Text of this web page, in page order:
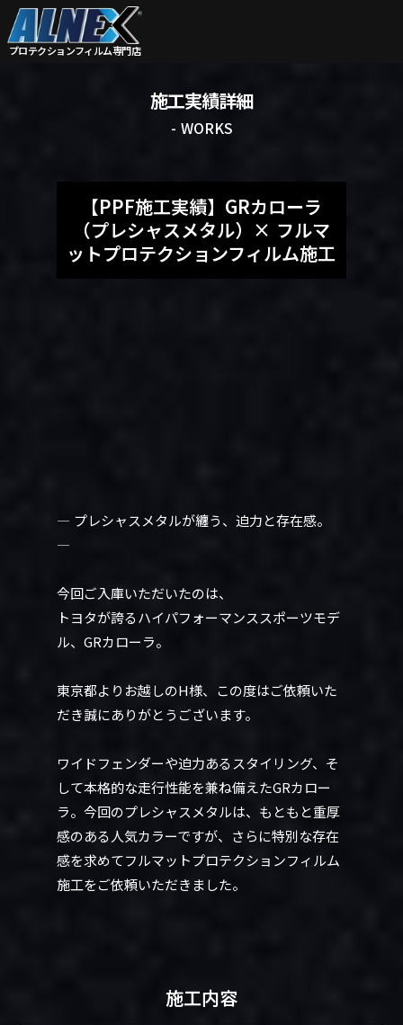
プロテクションフィルム専門店
施工実績詳細
- WORKS
【PPF施工実績】GRカローラ
（プレシャスメタル）× フルマ
ットプロテクションフィルム施工
― プレシャスメタルが纏う、迫力と存在感。
―
今回ご入庫いただいたのは、
トヨタが誇るハイパフォーマンススポーツモデ
ル、GRカローラ。
東京都よりお越しのH様、この度はご依頼いた
だき誠にありがとうございます。
ワイドフェンダーや迫力あるスタイリング、そ
して本格的な走行性能を兼ね備えたGRカロー
ラ。今回のプレシャスメタルは、もともと重厚
感のある人気カラーですが、さらに特別な存在
感を求めてフルマットプロテクションフィルム
施工をご依頼いただきました。
施工内容